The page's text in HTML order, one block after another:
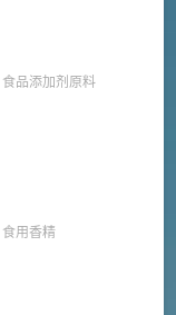
食品添加剂原料
食用香精